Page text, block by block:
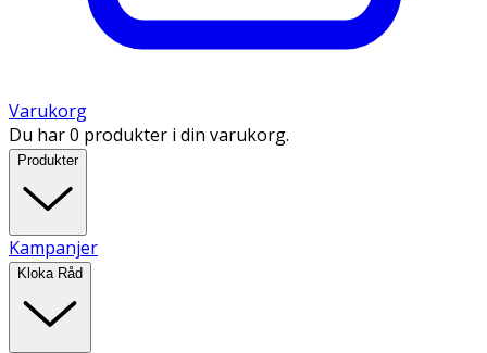
Varukorg
Du har 0 produkter i din varukorg.
Produkter
Kampanjer
Kloka Råd